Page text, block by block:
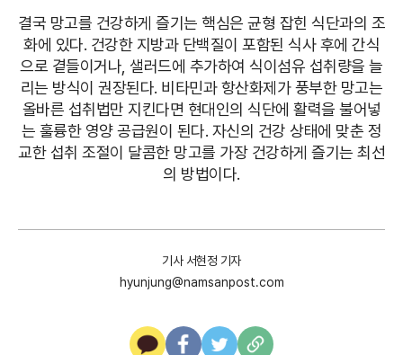
결국 망고를 건강하게 즐기는 핵심은 균형 잡힌 식단과의 조
화에 있다. 건강한 지방과 단백질이 포함된 식사 후에 간식
으로 곁들이거나, 샐러드에 추가하여 식이섬유 섭취량을 늘
리는 방식이 권장된다. 비타민과 항산화제가 풍부한 망고는
올바른 섭취법만 지킨다면 현대인의 식단에 활력을 불어넣
는 훌륭한 영양 공급원이 된다. 자신의 건강 상태에 맞춘 정
교한 섭취 조절이 달콤한 망고를 가장 건강하게 즐기는 최선
의 방법이다.
기사 서현정 기자
hyunjung@namsanpost.com